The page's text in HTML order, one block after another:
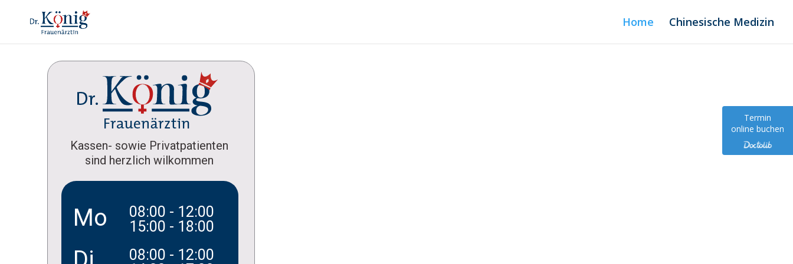
Home Chinesische Medizin
Mo
08:00 - 12:00
08:00 - 12:00
15:00 - 18:00
Kassen- sowie Privatpatienten
sind herzlich wilkommen
Termin
online buchen